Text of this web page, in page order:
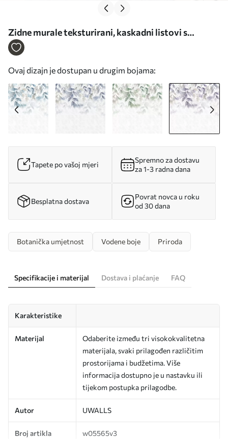
Zidne murale teksturirani, kaskadni listovi s
cvjetovima u nijansama ljubičaste i bež br.
Ovaj dizajn je dostupan u drugim bojama:
Tapete po vašoj mjeri
Spremno za dostavu
za 1-3 radna dana
Besplatna dostava
Povrat novca u roku
od 30 dana
Botanička umjetnost Vodene boje Priroda
Specifikacije i materijal Dostava i plaćanje FAQ
Karakteristike
Materijal
Odaberite između tri visokokvalitetna
materijala, svaki prilagođen različitim
prostorijama i budžetima. Više
informacija dostupno je u nastavku ili
tijekom postupka prilagodbe.
Autor UWALLS
Broj artikla w05565v3